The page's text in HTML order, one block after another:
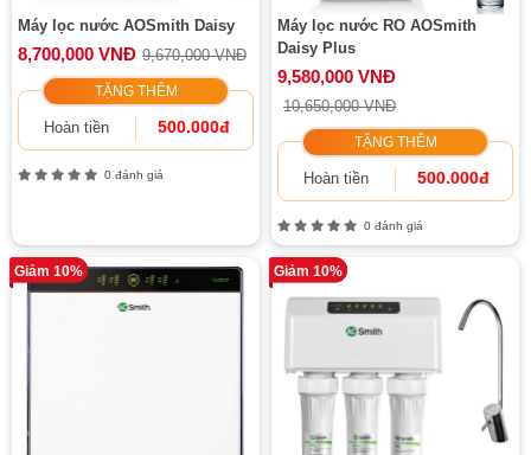
Máy lọc nước AOSmith Daisy
8,700,000 VNĐ 9,670,000 VNĐ
TẶNG THÊM
Hoàn tiền 500.000đ
0 đánh giá
Máy lọc nước RO AOSmith
Daisy Plus
9,580,000 VNĐ
10,650,000 VNĐ
TẶNG THÊM
Hoàn tiền 500.000đ
0 đánh giá
Giảm 10% Giảm 10%